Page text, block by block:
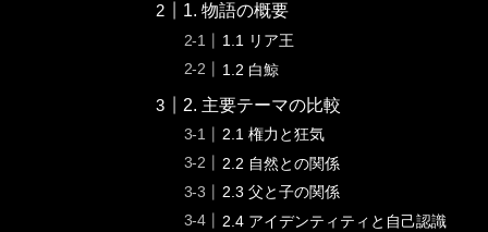
1. 物語の概要
1.1 リア王
1.2 白鯨
2. 主要テーマの比較
2.1 権力と狂気
2.2 自然との関係
2.3 父と子の関係
2.4 アイデンティティと自己認識